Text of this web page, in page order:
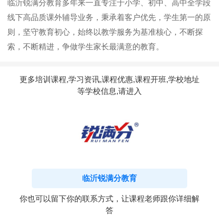
临沂锐满分教育多年来一直专注于小学、初中、高中全学段
线下高品质课外辅导业务​，​秉承着客户优先，学生第一的原
则，坚守教育初心，始终以教学服务为基准核心，不断探
索，不断精进，争做学生家长最满意的教育。
更多培训课程,学习资讯,课程优惠,课程开班,学校地址
等学校信息,请进入
临沂锐满分教育
你也可以留下你的联系方式，让课程老师跟你详细解
答